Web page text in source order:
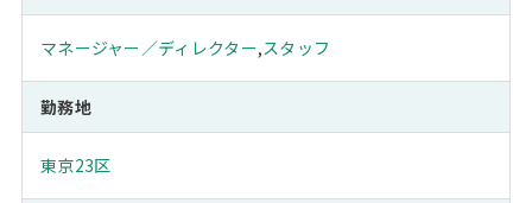
マネージャー／ディレクター,スタッフ
勤務地
東京23区